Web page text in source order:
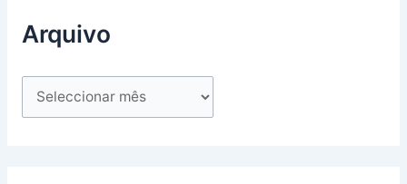
Arquivo